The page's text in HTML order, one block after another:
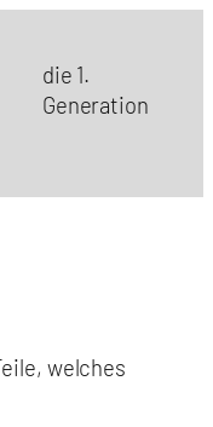
die 1.
Generation
welches